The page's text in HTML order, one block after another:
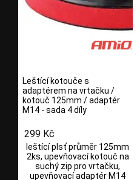
Leštící kotouče s
adaptérem na vrtačku /
kotouč 125mm / adaptér
M14 - sada 4 díly
299 Kč
leštící plsť průměr 125mm
2ks, upevňovací kotouč na
suchý zip pro vrtačku,
upevňovací adaptér M14